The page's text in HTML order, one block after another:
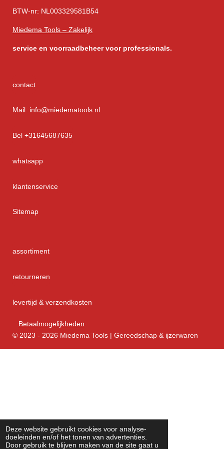
Deze website gebruikt cookies voor analyse-
doeleinden en/of het tonen van advertenties.
Door gebruik te blijven maken van de site gaat u
BTW-nr: NL003329581B54
Miedema Tools – Zakelijk
service en voorraadbeheer voor professionals.
contact
Mail: info@miedematools.nl
Bel +31645687635
whatsapp
klantenservice
Sitemap
assortiment
retourneren
levertijd & verzendkosten
Betaalmogelijkheden
© 2023 - 2026 Miedema Tools | Gereedschap & ijzerwaren